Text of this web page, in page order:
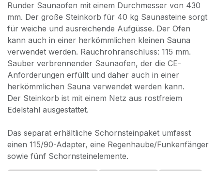
Runder Saunaofen mit einem Durchmesser von 430
mm. Der große Steinkorb für 40 kg Saunasteine sorgt
für weiche und ausreichende Aufgüsse. Der Ofen
kann auch in einer herkömmlichen kleinen Sauna
verwendet werden. Rauchrohranschluss: 115 mm.
Sauber verbrennender Saunaofen, der die CE-
Anforderungen erfüllt und daher auch in einer
herkömmlichen Sauna verwendet werden kann.
Der Steinkorb ist mit einem Netz aus rostfreiem
Edelstahl ausgestattet.
Das separat erhältliche Schornsteinpaket umfasst
einen 115/90-Adapter, eine Regenhaube/Funkenfänger
sowie fünf Schornsteinelemente.